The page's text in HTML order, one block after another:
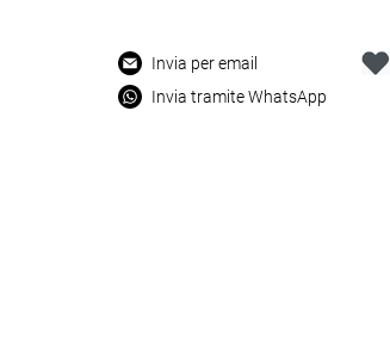
Invia per email
Invia tramite WhatsApp